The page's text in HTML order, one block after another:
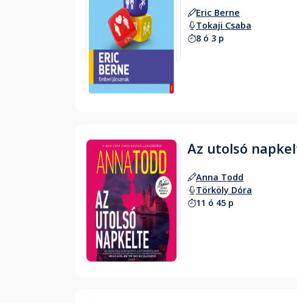
Hallgass bele
Eric Berne
Tokaji Csaba
8 ó 3 p
Hallgass bele
Az utolsó
Anna Todd
Törköly Dóra
11 ó 45 p